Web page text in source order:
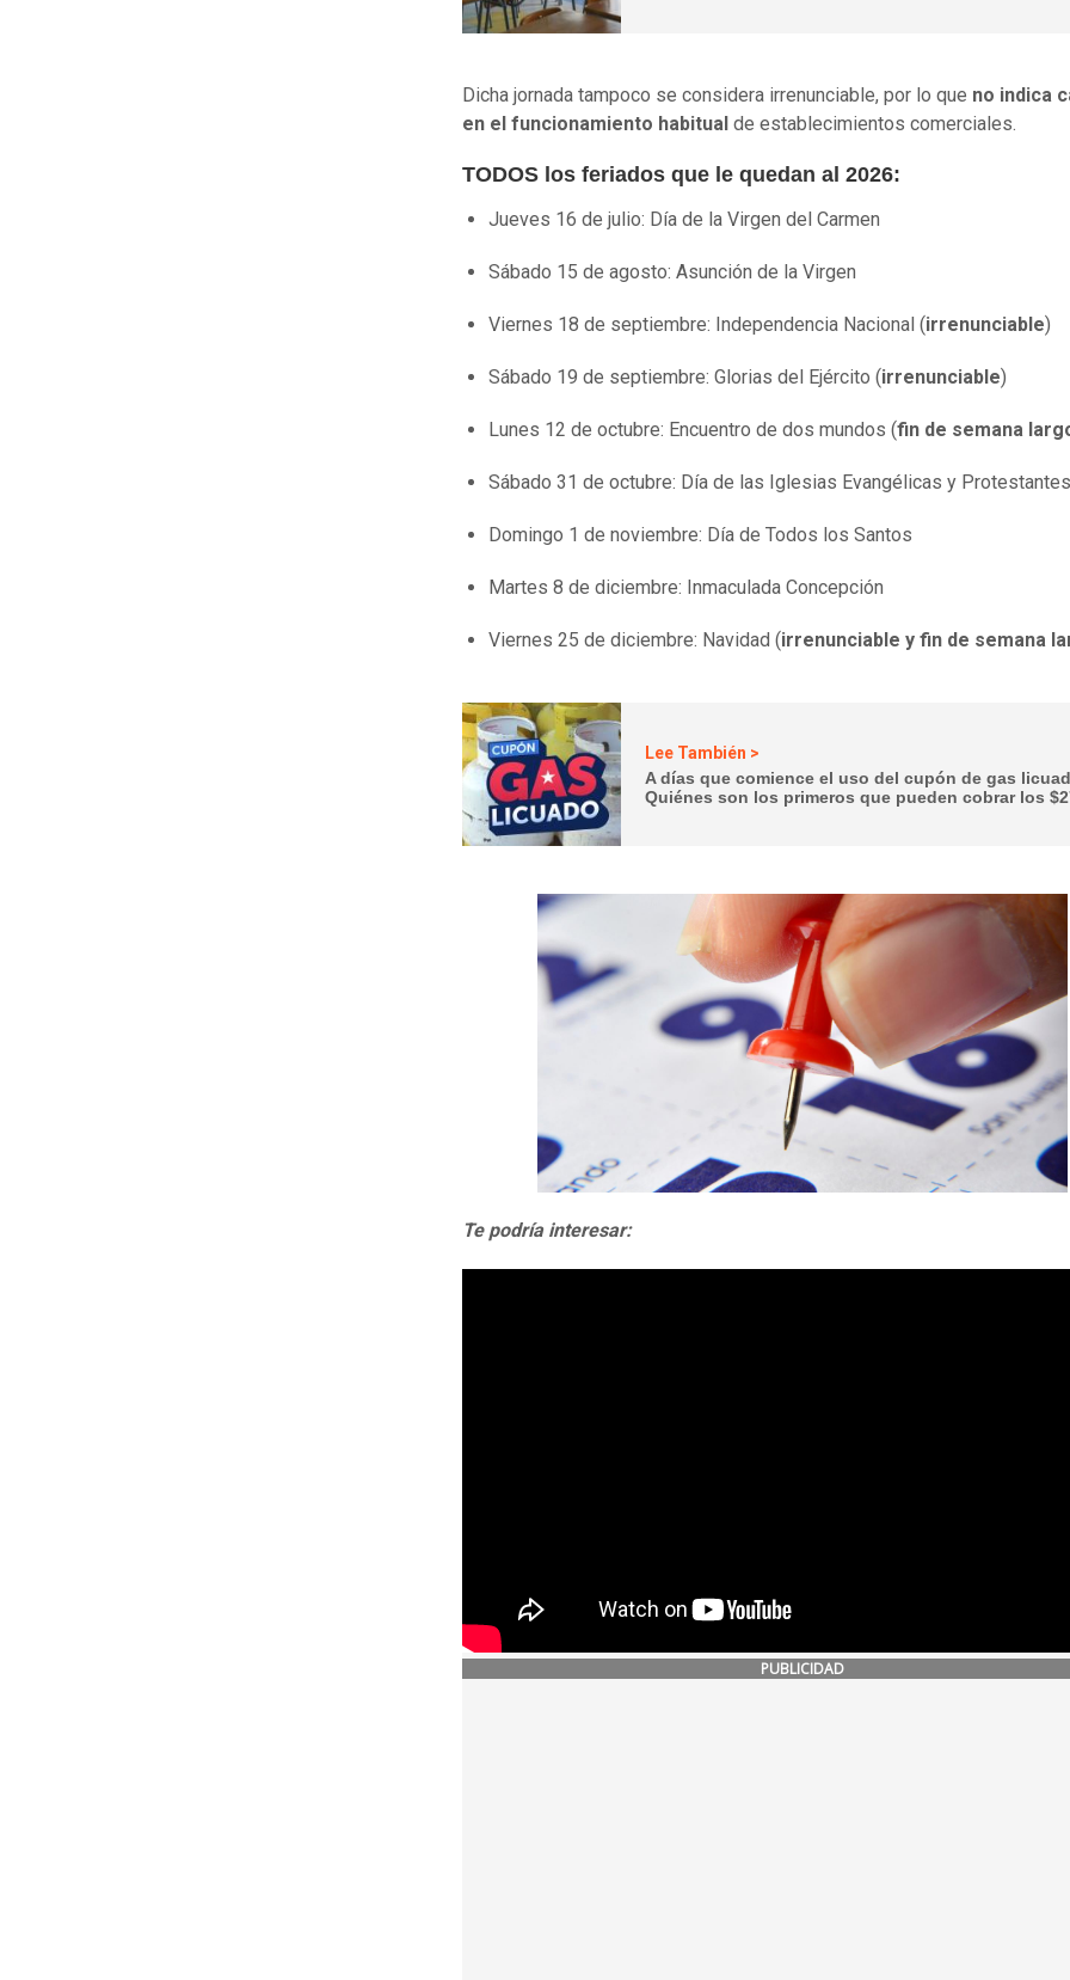
Dicha jornada tampoco se considera irrenunciable, por lo que no indica
en el funcionamiento habitual de establecimientos comerciales.
TODOS los feriados que le quedan al 2026:
Jueves 16 de julio: Día de la Virgen del Carmen
Sábado 15 de agosto: Asunción de la Virgen
Viernes 18 de septiembre: Independencia Nacional (irrenunciable)
Sábado 19 de septiembre: Glorias del Ejército (irrenunciable)
Lunes 12 de octubre: Encuentro de dos mundos (fin de semana
Sábado 31 de octubre: Día de las Iglesias Evangélicas y Protestantes
Domingo 1 de noviembre: Día de Todos los Santos
Martes 8 de diciembre: Inmaculada Concepción
Viernes 25 de diciembre: Navidad (irrenunciable y fin de semana
Lee También >
A días que comience el uso del cupón de gas
Quiénes son los primeros que pueden cobrar los
Te podría interesar:
PUBLICIDAD